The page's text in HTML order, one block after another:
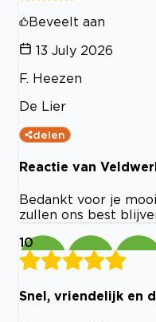
Beveelt aan
13 July 2026
F. Heezen
De Lier
delen
Reactie van
Bedankt voor je
zullen ons best
10
Snel, vriendelijk en